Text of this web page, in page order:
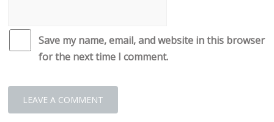
Save my name, email, and website in this browser
for the next time I comment.